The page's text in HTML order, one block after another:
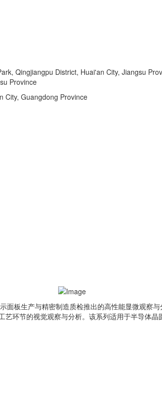
Qingjiangpu District, Huai'an City, Jiangsu
Province
City, Guangdong Province
板生产与精密制造质检推出的高性能显微观察
环节的视觉观察与分析。该系列适用于半导体